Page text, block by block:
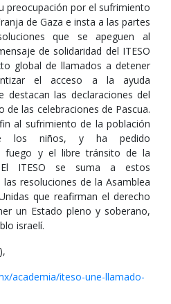
preocupación por el sufrimiento
de Gaza e insta a las partes
que se apeguen al
de solidaridad del ITESO
global de llamados a detener
el acceso a la ayuda
destacan las declaraciones del
de las celebraciones de Pascua.
al sufrimiento de la población
los niños, y ha pedido
fuego y el libre tránsito de la
El ITESO se suma a estos
resoluciones de la Asamblea
que reafirman el derecho
un Estado pleno y soberano,
israelí.
academia/iteso-une-llamado-